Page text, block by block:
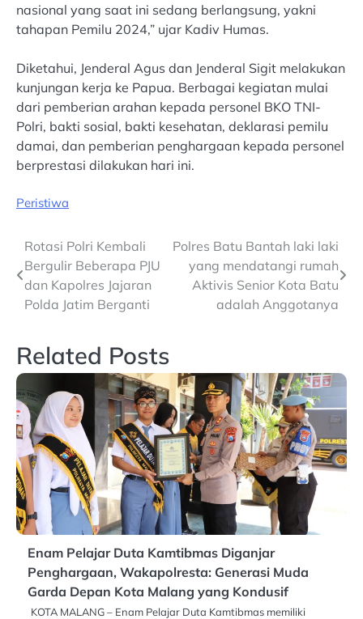
nasional yang saat ini sedang berlangsung, yakni
tahapan Pemilu 2024,” ujar Kadiv Humas.
Diketahui, Jenderal Agus dan Jenderal Sigit melakukan
kunjungan kerja ke Papua. Berbagai kegiatan mulai
dari pemberian arahan kepada personel BKO TNI-
Polri, bakti sosial, bakti kesehatan, deklarasi pemilu
damai, dan pemberian penghargaan kepada personel
berprestasi dilakukan hari ini.
Peristiwa
Post
navigation
Rotasi Polri Kembali
Bergulir Beberapa PJU
dan Kapolres Jajaran
Polda Jatim Berganti
Polres Batu Bantah laki laki
yang mendatangi rumah
Aktivis Senior Kota Batu
adalah Anggotanya
Related Posts
Enam Pelajar Duta Kamtibmas Diganjar
Penghargaan, Wakapolresta: Generasi Muda
Garda Depan Kota Malang yang Kondusif
KOTA MALANG – Enam Pelajar Duta Kamtibmas memiliki